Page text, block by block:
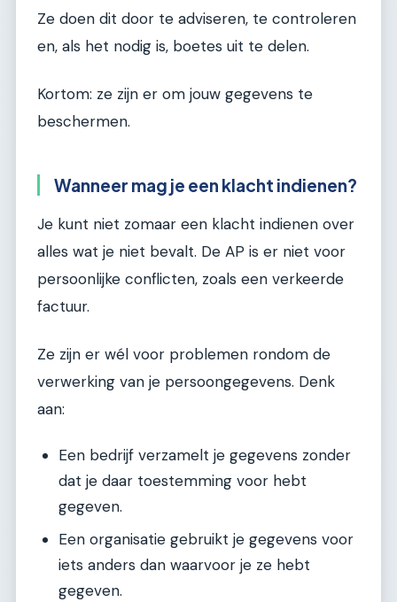
Ze doen dit door te adviseren, te controleren
en, als het nodig is, boetes uit te delen.
Kortom: ze zijn er om jouw gegevens te
beschermen.
Wanneer mag je een klacht indienen?
Je kunt niet zomaar een klacht indienen over
alles wat je niet bevalt. De AP is er niet voor
persoonlijke conflicten, zoals een verkeerde
factuur.
Ze zijn er wél voor problemen rondom de
verwerking van je persoongegevens. Denk
aan:
Een bedrijf verzamelt je gegevens zonder
dat je daar toestemming voor hebt
gegeven.
Een organisatie gebruikt je gegevens voor
iets anders dan waarvoor je ze hebt
gegeven.